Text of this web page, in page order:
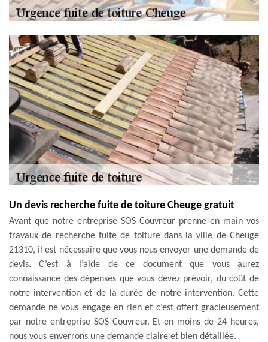
Un devis recherche fuite de toiture Cheuge gratuit
Avant que notre entreprise SOS Couvreur prenne en main vos
travaux de recherche fuite de toiture dans la ville de Cheuge
21310, il est nécessaire que vous nous envoyer une demande de
devis. C’est à l’aide de ce document que vous aurez
connaissance des dépenses que vous devez prévoir, du coût de
notre intervention et de la durée de notre intervention. Cette
demande ne vous engage en rien et c’est offert gracieusement
par notre entreprise SOS Couvreur. Et en moins de 24 heures,
nous vous enverrons une demande claire et bien détaillée.